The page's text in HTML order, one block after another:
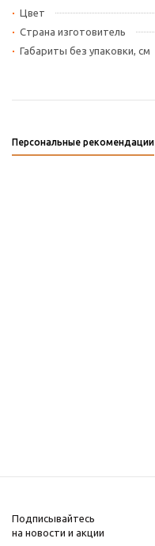
Цвет
Страна изготовитель
Габариты без упаковки, см
Персональные рекомендации
Подписывайтесь
на новости и акции